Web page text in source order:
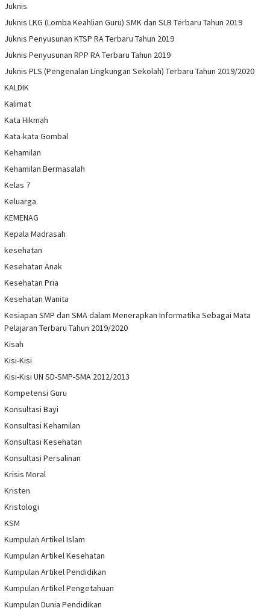
Juknis
Juknis LKG (Lomba Keahlian Guru) SMK dan SLB Terbaru Tahun 2019
Juknis Penyusunan KTSP RA Terbaru Tahun 2019
Juknis Penyusunan RPP RA Terbaru Tahun 2019
Juknis PLS (Pengenalan Lingkungan Sekolah) Terbaru Tahun 2019/2020
KALDIK
Kalimat
Kata Hikmah
Kata-kata Gombal
Kehamilan
Kehamilan Bermasalah
Kelas 7
Keluarga
KEMENAG
Kepala Madrasah
kesehatan
Kesehatan Anak
Kesehatan Pria
Kesehatan Wanita
Kesiapan SMP dan SMA dalam Menerapkan Informatika Sebagai Mata
Pelajaran Terbaru Tahun 2019/2020
Kisah
Kisi-Kisi
Kisi-Kisi UN SD-SMP-SMA 2012/2013
Kompetensi Guru
Konsultasi Bayi
Konsultasi Kehamilan
Konsultasi Kesehatan
Konsultasi Persalinan
Krisis Moral
Kristen
Kristologi
KSM
Kumpulan Artikel Islam
Kumpulan Artikel Kesehatan
Kumpulan Artikel Pendidikan
Kumpulan Artikel Pengetahuan
Kumpulan Dunia Pendidikan